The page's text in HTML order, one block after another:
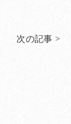
次の記事 >